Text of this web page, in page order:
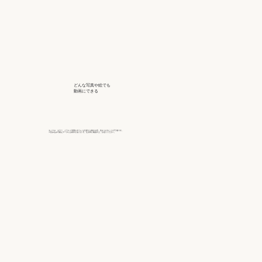
どんな写真や絵でも
動画にできる
モノクロ、カラー、イラスト等問わずどん な仕様でも動きや音、色をつけることが可 能です。
※読み込み可能なデータには条件がありま す。注文時に確認の上、お送りください。